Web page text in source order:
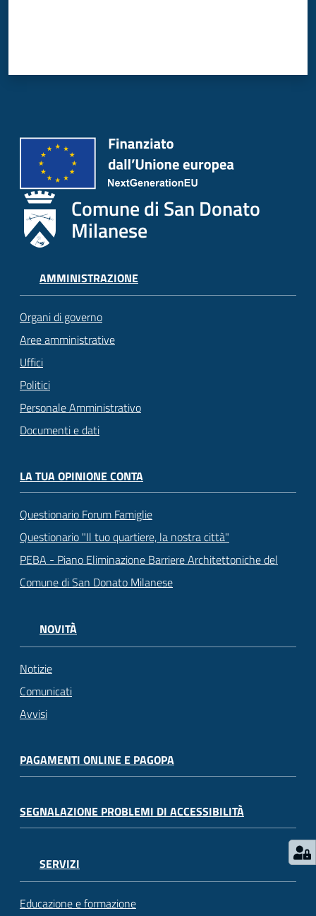
Comune di San Donato
Milanese
AMMINISTRAZIONE
Organi di governo
Aree amministrative
Uffici
Politici
Personale Amministrativo
Documenti e dati
LA TUA OPINIONE CONTA
Questionario Forum Famiglie
Questionario "Il tuo quartiere, la nostra città"
PEBA - Piano Eliminazione Barriere Architettoniche del
Comune di San Donato Milanese
NOVITÀ
Notizie
Comunicati
Avvisi
PAGAMENTI ONLINE E PAGOPA
SEGNALAZIONE PROBLEMI DI ACCESSIBILITÀ
SERVIZI
Educazione e formazione